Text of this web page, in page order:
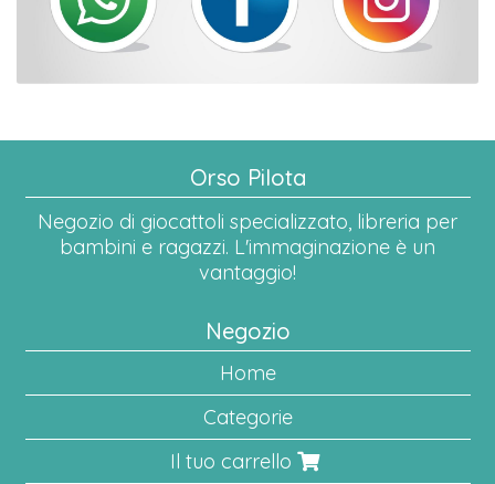
Orso Pilota
Negozio di giocattoli specializzato, libreria per
bambini e ragazzi. L'immaginazione è un
vantaggio!
Negozio
Home
Categorie
Il tuo carrello